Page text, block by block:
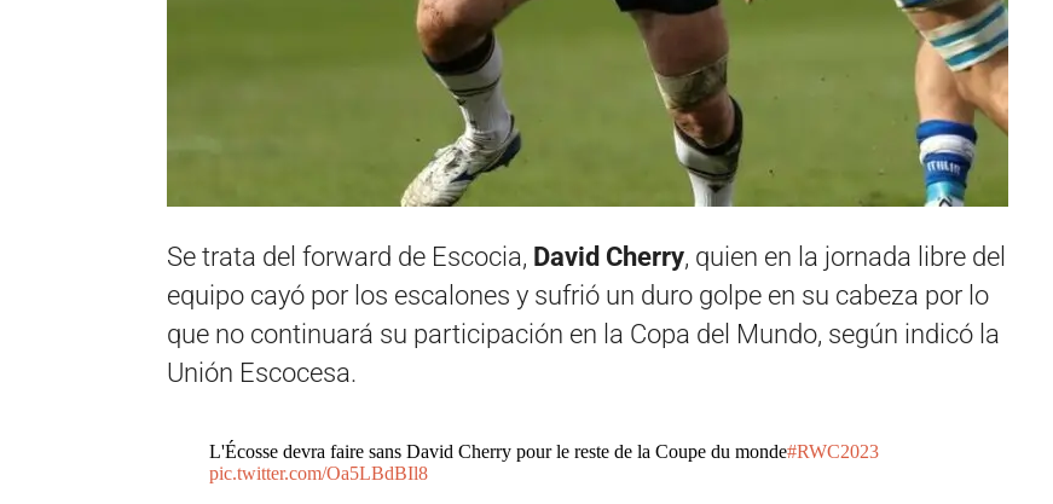
Se trata del forward de Escocia, David Cherry, quien en la jornada libre del
equipo cayó por los escalones y sufrió un duro golpe en su cabeza por lo
que no continuará su participación en la Copa del Mundo, según indicó la
Unión Escocesa.
L'Écosse devra faire sans David Cherry pour le reste de la Coupe du monde#RWC2023
pic.twitter.com/Oa5LBdBIl8